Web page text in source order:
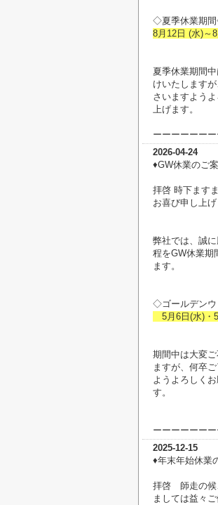
◇夏季休業期
8月12日 (水)～
夏季休業期間
けいたします
さいますよう
上げます。
ーーーーーー
2026-04-24
♦︎GW休業のご
拝啓 時下ます
お喜び申し上げ
弊社では、誠
程をGW休業期
ます。
◇ゴールデン
5月6日(水)・
期間中は大変
ますが、何卒
ようよろしく
す。
ーーーーーー
2025-12-15
♦︎年末年始休業
拝啓 師走の候
ましては益々